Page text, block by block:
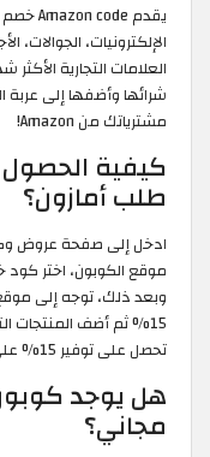
الإلكترونيات،
العلامات التجارية
شرائها وأضفها إلى
مشترياتك من Amazon!
طلب أمازون؟
موقع الكوبون، اختر كود
وبعد ذلك، توجه إلى
15% ثم أضف المنتجات
تحصل على توفير 15% على إجمالي الطلب.
هل يوجد
مجاني؟